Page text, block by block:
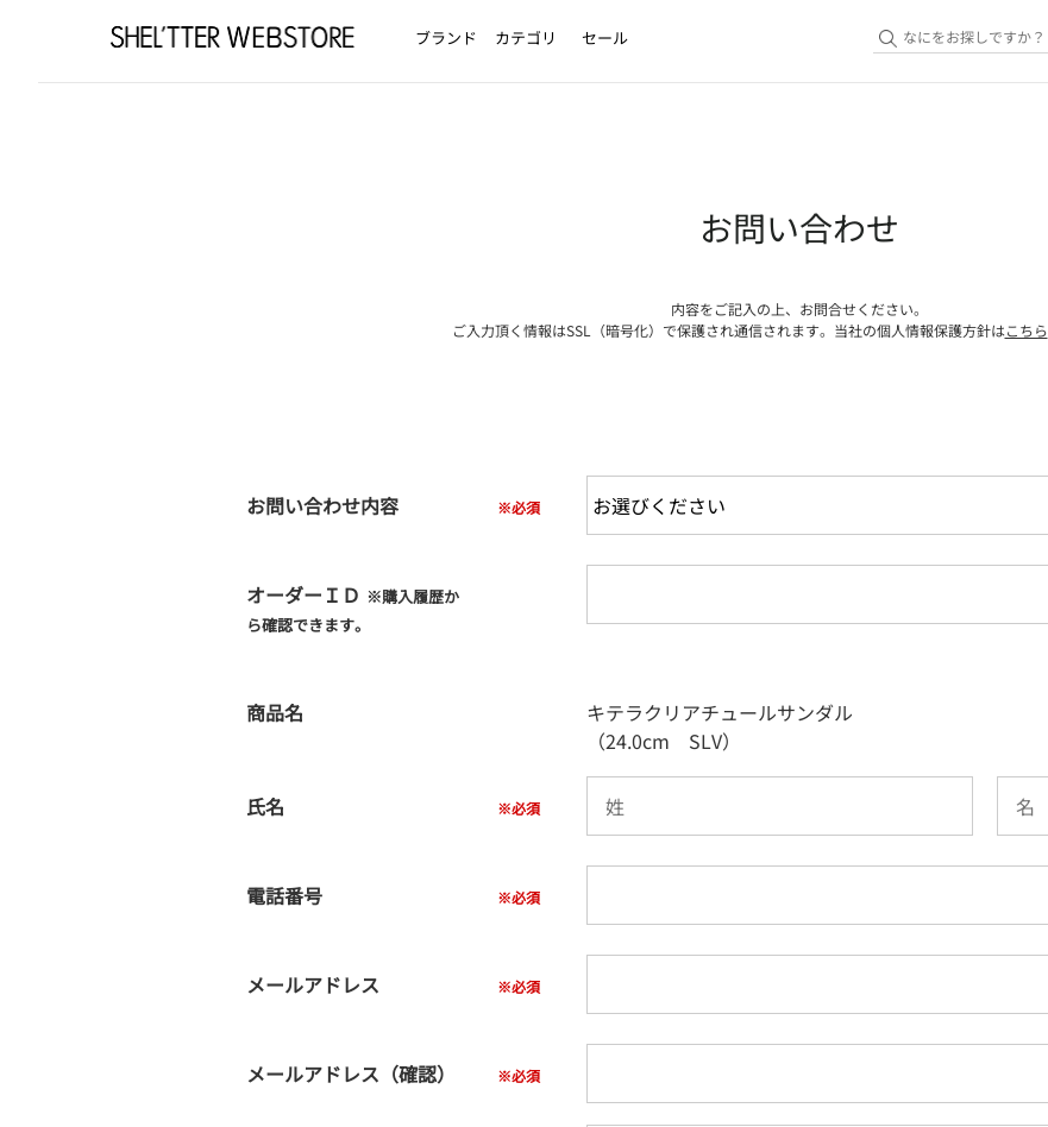
ブランド カテゴリ セール
お問い合わせ
内容をご記入の上、お問合せください。
ご入力頂く情報はSSL（暗号化）で保護され通信されます。当社の個人情報保護方針はこちら
お問い合わせ内容
オーダーＩＤ ※購入履歴か
ら確認できます。
商品名
キテラクリアチュールサンダル
（24.0cm SLV）
氏名
電話番号
メールアドレス
メールアドレス（確認）